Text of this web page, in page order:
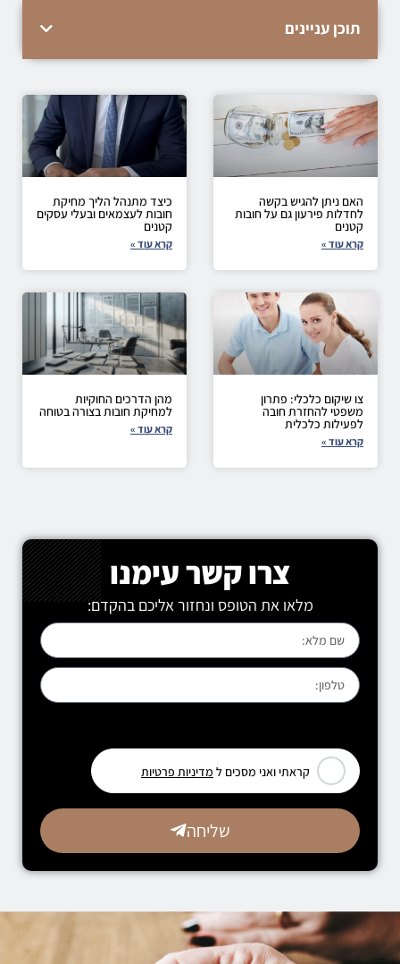
תוכן עניינים
האם ניתן להגיש בקשה
לחדלות פירעון גם על חובות
קטנים
קרא עוד »
כיצד מתנהל הליך מחיקת
חובות לעצמאים ובעלי עסקים
קטנים
קרא עוד »
צו שיקום כלכלי: פתרון
משפטי להחזרת חובה
לפעילות כלכלית
קרא עוד »
מהן הדרכים החוקיות
למחיקת חובות בצורה בטוחה
קרא עוד »
צרו קשר עימנו
מלאו את הטופס ונחזור אליכם בהקדם:
קראתי ואני מסכים ל מדיניות פרטיות
שליחה